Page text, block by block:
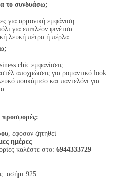
το συνδυάσω;
για αρμονική εμφάνιση
για επιπλέον φινέτσα
λευκή πέτρα ή πέρλα
chic εμφανίσεις
αποχρώσεις για ρομαντικό look
πουκάμισο και παντελόνι για
προσφορές:
, εφόσον ζητηθεί
ημέρες
καλέστε στο: 6944333729
ασήμι 925